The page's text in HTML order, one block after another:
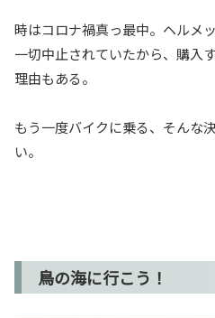
時はコロナ禍真っ最中。ヘルメ
一切中止されていたから、購入
理由もある。
もう一度バイクに乗る、そんな
い。
鳥の海に行こう！